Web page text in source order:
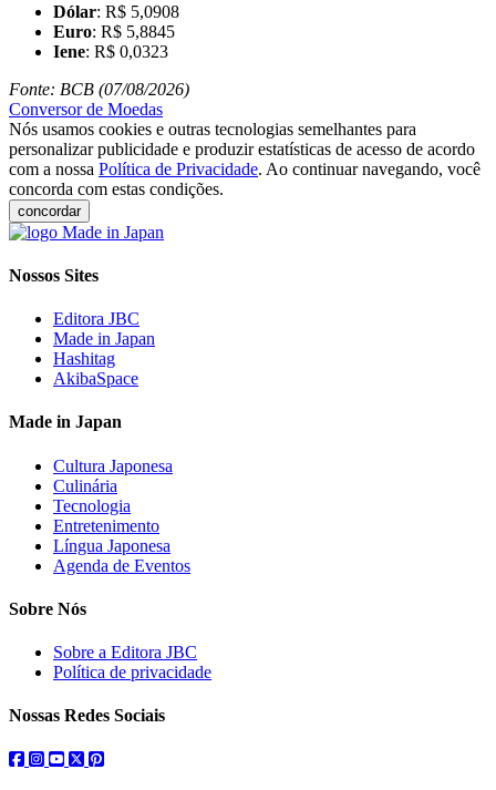
Dólar: R$ 5,0908
Euro: R$ 5,8845
Iene: R$ 0,0323
Fonte: BCB (07/08/2026)
Conversor de Moedas
Nós usamos cookies e outras tecnologias semelhantes para
personalizar publicidade e produzir estatísticas de acesso de acordo
com a nossa Política de Privacidade. Ao continuar navegando, você
concorda com estas condições.
concordar
Nossos Sites
Editora JBC
Made in Japan
Hashitag
AkibaSpace
Made in Japan
Cultura Japonesa
Culinária
Tecnologia
Entretenimento
Língua Japonesa
Agenda de Eventos
Sobre Nós
Sobre a Editora JBC
Política de privacidade
Nossas Redes Sociais
facebook
instagram
youtube
twitterpinterest